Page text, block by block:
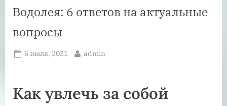
Водолея: 6 ответов на актуальные
вопросы
Posted
5 июля, 2021 By
admin
Как увлечь за собой